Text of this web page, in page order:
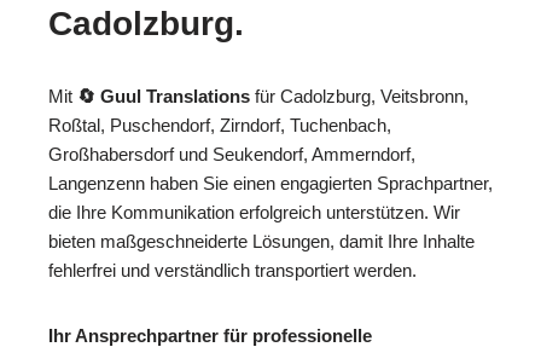
Cadolzburg.
Mit 🔄 Guul Translations für Cadolzburg, Veitsbronn,
Roßtal, Puschendorf, Zirndorf, Tuchenbach,
Großhabersdorf und Seukendorf, Ammerndorf,
Langenzenn haben Sie einen engagierten Sprachpartner,
die Ihre Kommunikation erfolgreich unterstützen. Wir
bieten maßgeschneiderte Lösungen, damit Ihre Inhalte
fehlerfrei und verständlich transportiert werden.
Ihr Ansprechpartner für professionelle